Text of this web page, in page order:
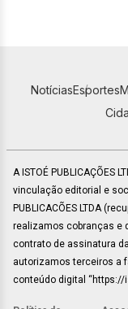
NotíciasEsportes
A ISTOÉ PUBLICAÇÕES
vinculação editorial e
PUBLICACÕES LTDA
realizamos cobranças e
contrato de assinatura
autorizamos terceiros a
conteúdo digital “https://